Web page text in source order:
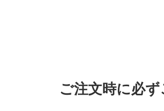
ご注文時に必ず